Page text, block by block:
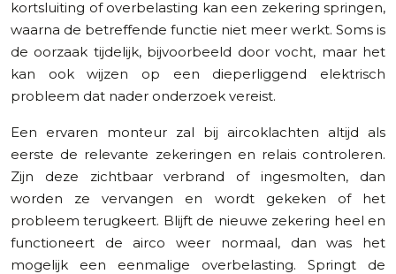
kortsluiting of overbelasting kan een zekering springen,
waarna de betreffende functie niet meer werkt. Soms is
de oorzaak tijdelijk, bijvoorbeeld door vocht, maar het
kan ook wijzen op een dieperliggend elektrisch
probleem dat nader onderzoek vereist.
Een ervaren monteur zal bij aircoklachten altijd als
eerste de relevante zekeringen en relais controleren.
Zijn deze zichtbaar verbrand of ingesmolten, dan
worden ze vervangen en wordt gekeken of het
probleem terugkeert. Blijft de nieuwe zekering heel en
functioneert de airco weer normaal, dan was het
mogelijk een eenmalige overbelasting. Springt de